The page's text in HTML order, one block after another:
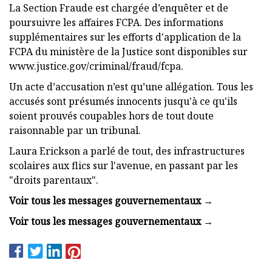
La Section Fraude est chargée d’enquêter et de
poursuivre les affaires FCPA. Des informations
supplémentaires sur les efforts d'application de la
FCPA du ministère de la Justice sont disponibles sur
www.justice.gov/criminal/fraud/fcpa.
Un acte d’accusation n’est qu’une allégation. Tous les
accusés sont présumés innocents jusqu'à ce qu'ils
soient prouvés coupables hors de tout doute
raisonnable par un tribunal.
Laura Erickson a parlé de tout, des infrastructures
scolaires aux flics sur l'avenue, en passant par les
"droits parentaux".
Voir tous les messages gouvernementaux →
Voir tous les messages gouvernementaux →